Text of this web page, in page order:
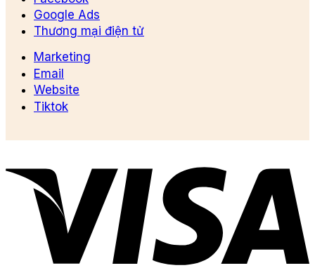
Google Ads
Thương mại điện tử
Marketing
Email
Website
Tiktok